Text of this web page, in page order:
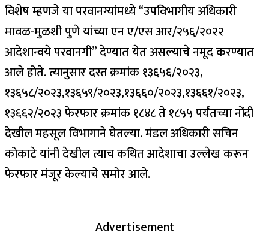
विशेष म्हणजे या परवानग्यांमध्ये “उपविभागीय अधिकारी
मावळ-मुळशी पुणे यांच्या एन ए/एस आर/२५६/२०२२
आदेशान्वये परवानगी” देण्यात येत असल्याचे नमूद करण्यात
आले होते. त्यानुसार दस्त क्रमांक १३६५६/२०२३,
१३६५८/२०२३,१३६५९/२०२३,१३६६०/२०२३,१३६६१/२०२३,
१३६६२/२०२३ फेरफार क्रमांक १८४८ ते १८५५ पर्यंतच्या नोंदी
देखील महसूल विभागाने घेतल्या. मंडल अधिकारी सचिन
कोकाटे यांनी देखील त्याच कथित आदेशाचा उल्लेख करून
फेरफार मंजूर केल्याचे समोर आले.
Advertisement